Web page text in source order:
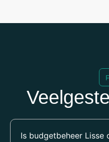
Is budgetbeheer Lisse